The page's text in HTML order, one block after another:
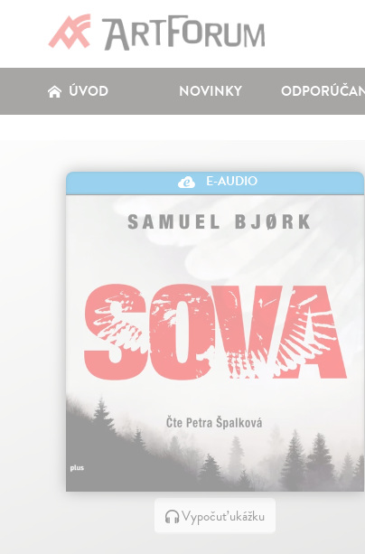
ÚVOD NOVINKY
E-AUDIO
Vypočuť ukážku